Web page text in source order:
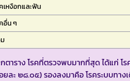
เหงือกและฟัน
อื่น ๆ
ตาราง โรคที่ตรวจพบมากที่สุด ได้แก่ โ
ยละ ๒๘.๐๕) รองลงมาคือ โรคระบบทาง